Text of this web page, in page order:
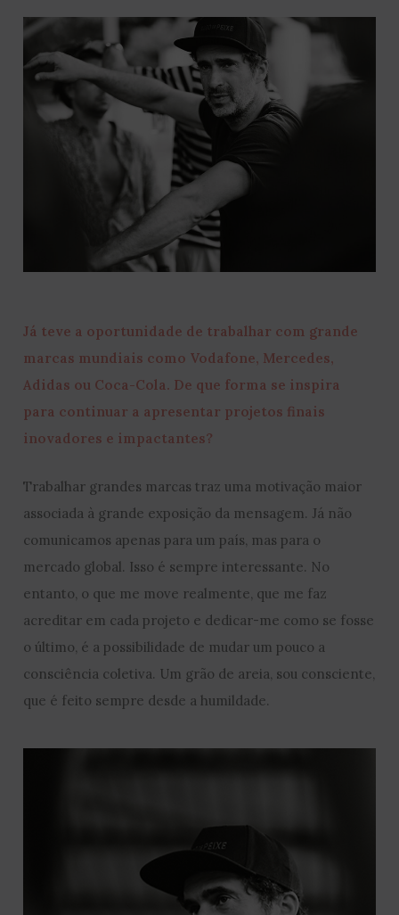
Já teve a oportunidade de trabalhar com grande
marcas mundiais como Vodafone, Mercedes,
Adidas ou Coca-Cola. De que forma se inspira
para continuar a apresentar projetos finais
inovadores e impactantes?
Trabalhar grandes marcas traz uma motivação maior
associada à grande exposição da mensagem. Já não
comunicamos apenas para um país, mas para o
mercado global. Isso é sempre interessante. No
entanto, o que me move realmente, que me faz
acreditar em cada projeto e dedicar-me como se fosse
o último, é a possibilidade de mudar um pouco a
consciência coletiva. Um grão de areia, sou consciente,
que é feito sempre desde a humildade.